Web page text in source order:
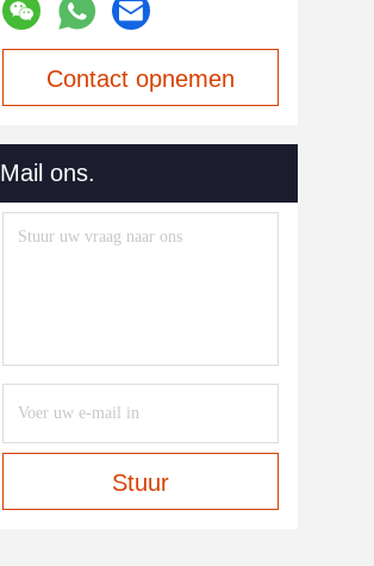
Contact opnemen
Mail ons.
Stuur